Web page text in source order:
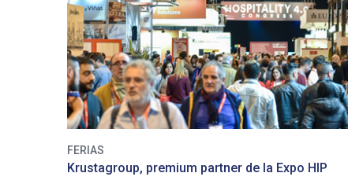
FERIAS
Krustagroup, premium partner de la Expo HIP